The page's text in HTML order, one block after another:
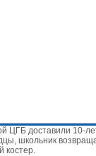
ЦГБ доставили 10-
школьник
костер.